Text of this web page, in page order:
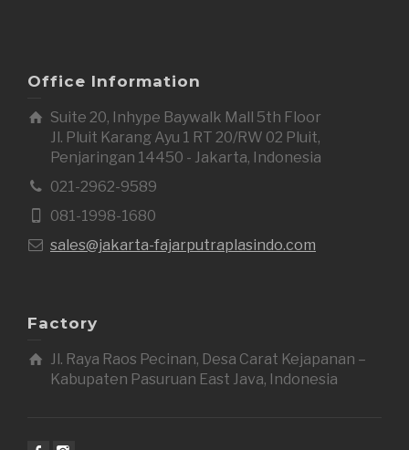
Office Information
Suite 20, Inhype Baywalk Mall 5th Floor
Jl. Pluit Karang Ayu 1 RT 20/RW 02 Pluit,
Penjaringan 14450 - Jakarta, Indonesia
021-2962-9589
081-1998-1680
sales@jakarta-fajarputraplasindo.com
Factory
Jl. Raya Raos Pecinan, Desa Carat Kejapanan –
Kabupaten Pasuruan East Java, Indonesia